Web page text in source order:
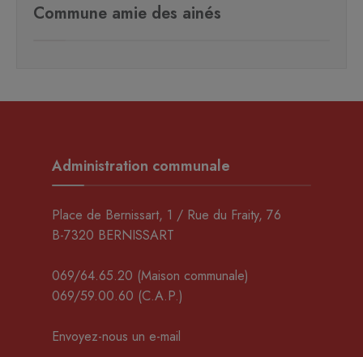
Commune amie des ainés
Administration communale
Place de Bernissart, 1 / Rue du Fraity, 76
B-7320 BERNISSART
069/64.65.20 (Maison communale)
069/59.00.60 (C.A.P.)
Envoyez-nous un e-mail